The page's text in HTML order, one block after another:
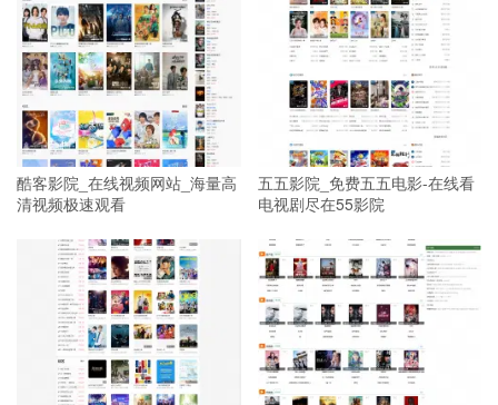
酷客影院_在线视频网站_海量高
清视频极速观看
五五影院_免费五五电影-在线看
电视剧尽在55影院